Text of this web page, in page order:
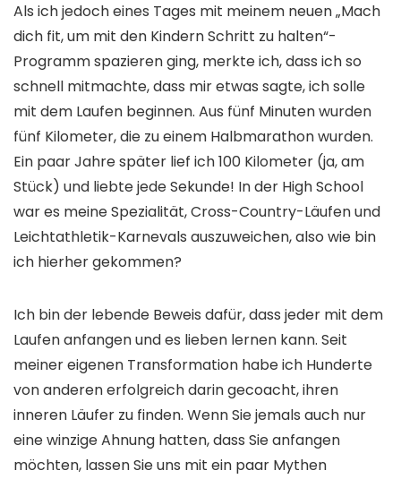
Als ich jedoch eines Tages mit meinem neuen „Mach
dich fit, um mit den Kindern Schritt zu halten“-
Programm spazieren ging, merkte ich, dass ich so
schnell mitmachte, dass mir etwas sagte, ich solle
mit dem Laufen beginnen. Aus fünf Minuten wurden
fünf Kilometer, die zu einem Halbmarathon wurden.
Ein paar Jahre später lief ich 100 Kilometer (ja, am
Stück) und liebte jede Sekunde! In der High School
war es meine Spezialität, Cross-Country-Läufen und
Leichtathletik-Karnevals auszuweichen, also wie bin
ich hierher gekommen?
Ich bin der lebende Beweis dafür, dass jeder mit dem
Laufen anfangen und es lieben lernen kann. Seit
meiner eigenen Transformation habe ich Hunderte
von anderen erfolgreich darin gecoacht, ihren
inneren Läufer zu finden. Wenn Sie jemals auch nur
eine winzige Ahnung hatten, dass Sie anfangen
möchten, lassen Sie uns mit ein paar Mythen